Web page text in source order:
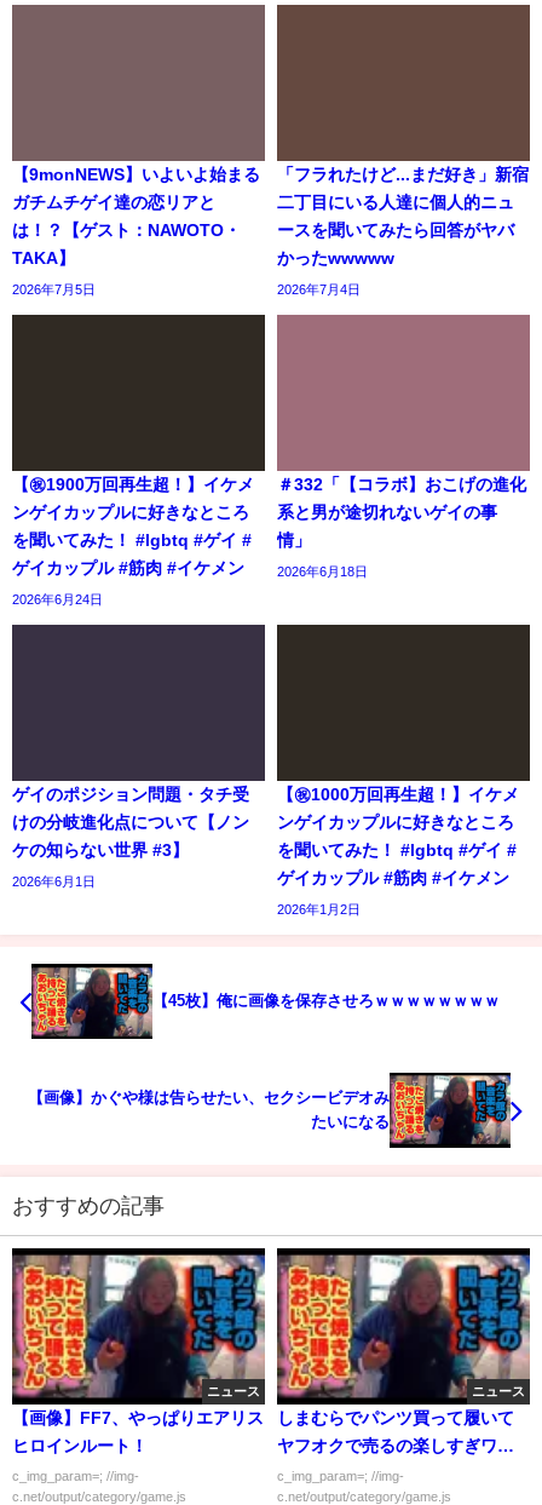
【9monNEWS】いよいよ始まる
ガチムチゲイ達の恋リアと
は！？【ゲスト：NAWOTO・
TAKA】
2026年7月5日
「フラれたけど...まだ好き」新宿
二丁目にいる人達に個人的ニュ
ースを聞いてみたら回答がヤバ
かったwwwww
2026年7月4日
【㊗️1900万回再生超！】イケメ
ンゲイカップルに好きなところ
を聞いてみた！ #lgbtq #ゲイ #
ゲイカップル #筋肉 #イケメン
2026年6月24日
＃332「【コラボ】おこげの進化
系と男が途切れないゲイの事
情」
2026年6月18日
ゲイのポジション問題・タチ受
けの分岐進化点について【ノン
ケの知らない世界 #3】
2026年6月1日
【㊗️1000万回再生超！】イケメ
ンゲイカップルに好きなところ
を聞いてみた！ #lgbtq #ゲイ #
ゲイカップル #筋肉 #イケメン
2026年1月2日
【45枚】俺に画像を保存させろｗｗｗｗｗｗｗｗ
【画像】かぐや様は告らせたい、セクシービデオみ
たいになる
おすすめの記事
ニュース
【画像】FF7、やっぱりエアリス
ヒロインルート！
c_img_param=; //img-
c.net/output/category/game.js
ニュース
しまむらでパンツ買って履いて
ヤフオクで売るの楽しすぎワロ
タｗｗｗｗｗ
c_img_param=; //img-
c.net/output/category/game.js